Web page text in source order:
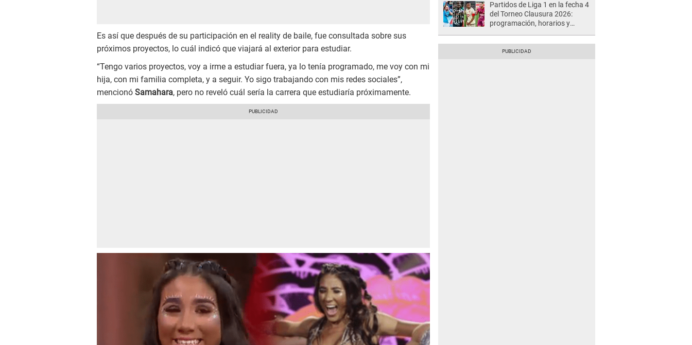
Es así que después de su participación en el reality de baile, fue consultada sobre sus
próximos proyectos, lo cuál indicó que viajará al exterior para estudiar.
“Tengo varios proyectos, voy a irme a estudiar fuera, ya lo tenía programado, me voy con mi
hija, con mi familia completa, y a seguir. Yo sigo trabajando con mis redes sociales”,
mencionó Samahara, pero no reveló cuál sería la carrera que estudiaría próximamente.
Partidos de Liga 1 en la fecha 4
del Torneo Clausura 2026:
programación, horarios y